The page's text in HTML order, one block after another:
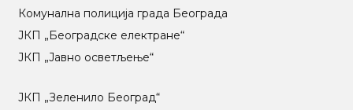
Комунална полиција града Београда
ЈКП „Београдске електране“
ЈКП „Јавно осветљење“
ЈКП „Зеленило Београд“